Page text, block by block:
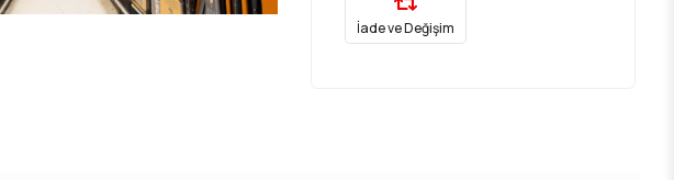
İade ve Değişim